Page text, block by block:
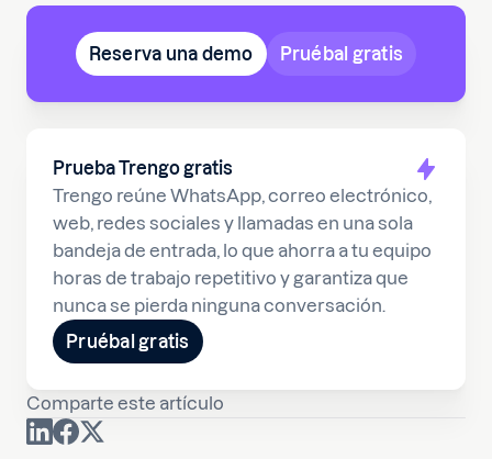
Prueba Trengo gratis
Trengo reúne WhatsApp, correo electrónico,
web, redes sociales y llamadas en una sola
bandeja de entrada, lo que ahorra a tu equipo
horas de trabajo repetitivo y garantiza que
nunca se pierda ninguna conversación.
Pruébal gratis
Comparte este artículo
Reserva una demo Pruébal gratis